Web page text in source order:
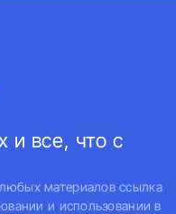
и все, что с
материалов ссылка
и использовании в